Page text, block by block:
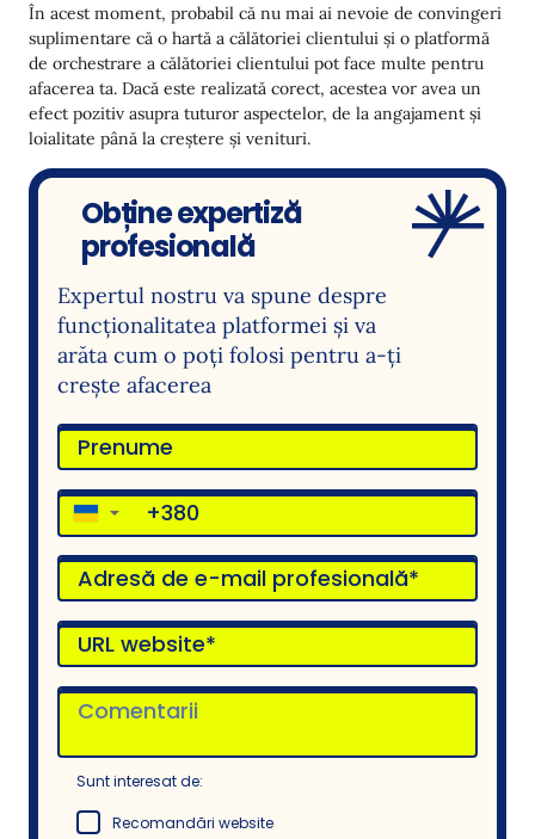
În acest moment, probabil că nu mai ai nevoie de convingeri
suplimentare că o hartă a călătoriei clientului și o platformă
de orchestrare a călătoriei clientului pot face multe pentru
afacerea ta. Dacă este realizată corect, acestea vor avea un
efect pozitiv asupra tuturor aspectelor, de la angajament și
loialitate până la creștere și venituri.
Obține expertiză
profesională
Expertul nostru va spune despre
funcționalitatea platformei și va
arăta cum o poți folosi pentru a-ți
crește afacerea
▼
Sunt interesat de:
Recomandări website